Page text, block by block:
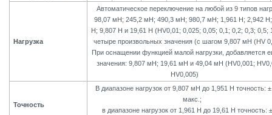
Нагрузка
Автоматическое переключение на любой из 9 типов
98,07 мН; 245,2 мН; 490,3 мН; 980,7 мН; 1,961 Н; 2,942 Н;
Н; 9,807 Н и 19,61 Н (HV0,01; 0,025; 0,05; 0,1; 0,2; 0,3; 0,5;
четыре произвольных значения (с шагом 9,807 мН (HV
При оснащении функцией малой нагрузки, добавляется
значения: 9,807 мН; 19,61 мН и 49,04 мН (HV0,001;
HV0,005)
Точность
В диапазоне нагрузок от 9,807 мН до 1,951 Н точность:
макс.;
в диапазоне нагрузок от 1,961 Н до 19,61 Н точность: